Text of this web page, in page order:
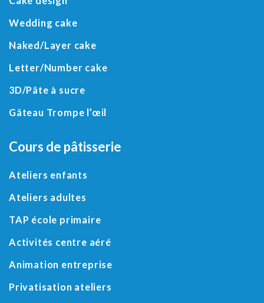
Wedding cake
Naked/Layer cake
Letter/Number cake
3D/Pâte à sucre
Gâteau Trompe l’œil
Cours de pâtisserie
Ateliers enfants
Ateliers adultes
TAP école primaire
Activités centre aéré
Animation entreprise
Privatisation ateliers